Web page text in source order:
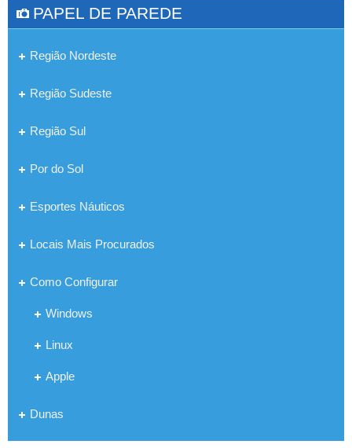
PAPEL DE PAREDE
Região Nordeste
Região Sudeste
Região Sul
Por do Sol
Esportes Náuticos
Locais Mais Procurados
Como Configurar
Windows
Linux
Apple
Dunas